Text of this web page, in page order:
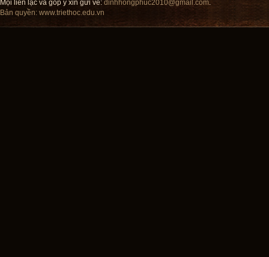
Mọi liên lạc và góp ý xin gửi về: dinhhongphuc2010@gmail.com.
Bản quyền: www.triethoc.edu.vn